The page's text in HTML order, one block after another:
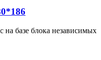
на базе блока независимых